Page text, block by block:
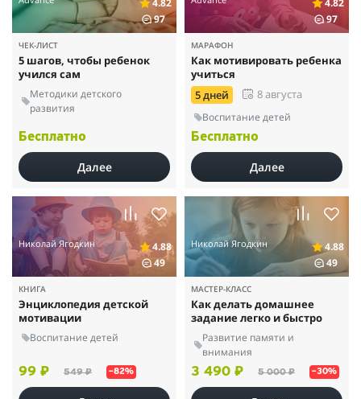
97
ЧЕК-ЛИСТ
5 шагов, чтобы ребенок
учился сам
Методики детского
развития
Бесплатно
Далее
97
МАРАФОН
Как мотивировать ребенка
учиться
5 дней
8 августа
Воспитание детей
Бесплатно
Далее
Николай Ягодкин
4.88
49
КНИГА
Энциклопедия детской
мотивации
Воспитание детей
99 ₽ 549 ₽ –82%
Николай Ягодкин
4.88
49
МАСТЕР-КЛАСС
Как делать домашнее
задание легко и быстро
Развитие памяти и
внимания
3 490 ₽ 5 000 ₽ –30%